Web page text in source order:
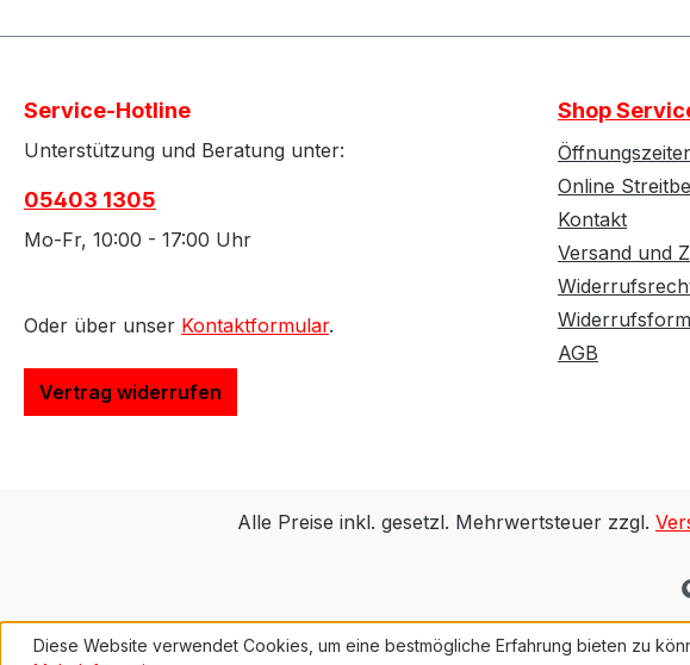
Service-Hotline
Unterstützung und Beratung unter:
05403 1305
Mo-Fr, 10:00 - 17:00 Uhr
Oder über unser Kontaktformular.
Vertrag widerrufen
Shop
Online
Kontakt
Versand und
AGB
Alle Preise inkl. gesetzl. Mehrwertsteuer zzgl.
Diese Website verwendet Cookies, um eine bestmögliche Erfahrung bieten zu